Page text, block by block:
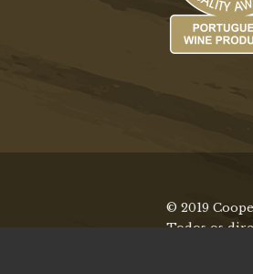
© 2019
Todos os